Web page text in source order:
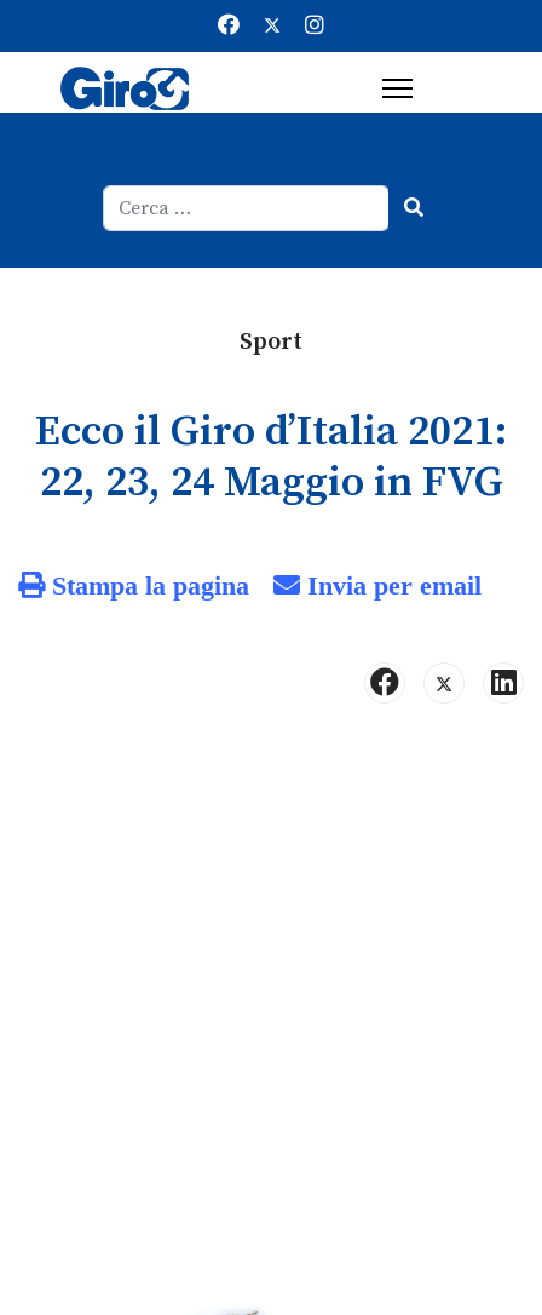
Sport
Ecco il Giro d’Italia 2021:
22, 23, 24 Maggio in FVG
Stampa la pagina Invia per email